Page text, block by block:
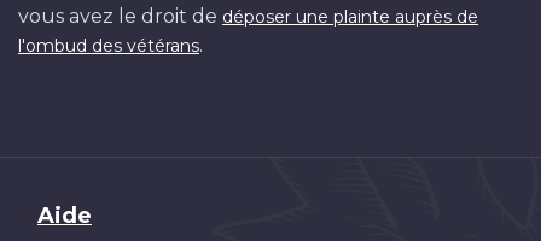
vous avez le droit de déposer une plainte auprès de
l'ombud des vétérans.
Brand
Aide